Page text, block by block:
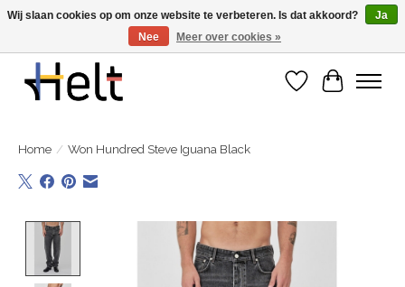
Ontdek de nieuwe collecties in store & online
Verlanglijst
Home / Won Hundred Steve Iguana Black
Product image slideshow Items
Wij slaan cookies op om onze website te verbeteren. Is dat akkoord?
Ja
Nee
Meer over cookies »